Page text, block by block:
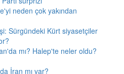
neden çok yakından
Sürgündeki Kürt siyasetçiler
mı? Halep'te neler oldu?
İran mı var?